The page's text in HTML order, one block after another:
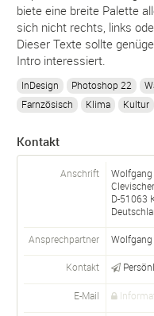
biete eine breite Palette
sich nicht rechts, links
Dieser Texte sollte
Intro interessiert.
InDesign Photoshop 22
Farnzösisch
Klima Kultur
Kontakt
Anschrift
D-51063
Ansprechpartner Wolfgang
Kontakt
E-Mail